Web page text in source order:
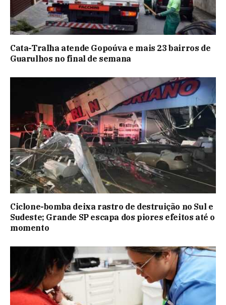
Cata-Tralha atende Gopoúva e mais 23 bairros de
Guarulhos no final de semana
Ciclone-bomba deixa rastro de destruição no Sul e
Sudeste; Grande SP escapa dos piores efeitos até o
momento